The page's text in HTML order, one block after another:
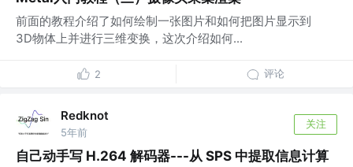
前面的教程介绍了如何绘制一张图片和如何把图片显示到
3D物体上并进行三维变换，这次介绍如何...
2 评论
Redknot
5年前
关注
自己动手写 H.264 解码器---从 SPS 中提取信息计算